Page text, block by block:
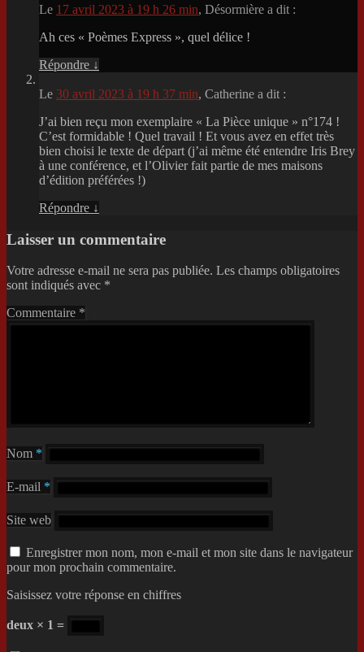
Le 17 avril 2023 à 19 h 26 min, Désormière a dit :
Ah ces « Poèmes Express », quel délice !
Répondre ↓
Le 30 avril 2023 à 19 h 37 min, Catherine a dit :
J’ai bien reçu mon exemplaire « La Pièce unique » n°174 !
C’est formidable ! Quel travail ! Et vous avez en effet très
bien choisi le texte de départ (j’ai même été entendre Iris Brey
à une conférence, et l’Olivier fait partie de mes maisons
d’édition préférées !)
Répondre ↓
Laisser un commentaire
Votre adresse e-mail ne sera pas publiée. Les champs obligatoires
sont indiqués avec *
Commentaire *
Nom *
E-mail *
Site web
Enregistrer mon nom, mon e-mail et mon site dans le navigateur
pour mon prochain commentaire.
Saisissez votre réponse en chiffres
deux × 1 =